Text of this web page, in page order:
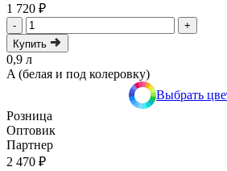
1 720 ₽
-
+
Купить
0,9 л
A (белая и под колеровку)
Выбрать
Розница
Оптовик
Партнер
2 470 ₽